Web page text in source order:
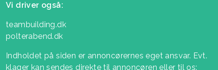
Vi driver også:
teambuilding.dk
polterabend.dk
Indholdet på siden er annoncørernes eget ansvar. Evt.
klager kan sendes direkte til annoncøren eller til os: